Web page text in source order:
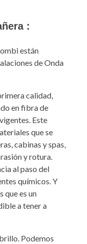
:
están
de Onda
calidad,
en fibra de
Este
que se
cabinas y spas,
y rotura.
al paso del
químicos. Y
que es un
a tener a
Podemos